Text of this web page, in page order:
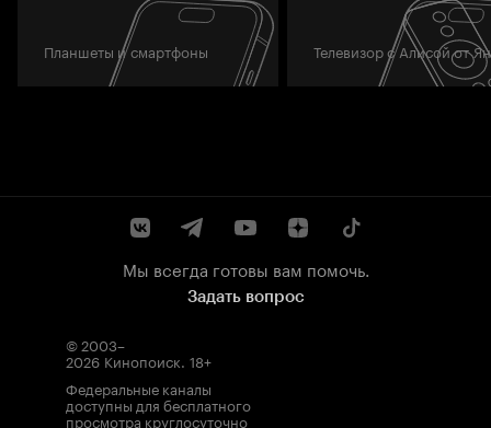
Планшеты и смартфоны Телевизор с Алисой от
Мы всегда готовы вам помочь.
Задать вопрос
© 2003–
2026 Кинопоиск. 18+
Федеральные каналы
доступны для бесплатного
просмотра круглосуточно